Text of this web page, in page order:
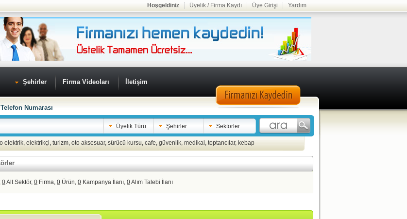
Hoşgeldiniz Üyelik / Firma Kaydı Üye Girişi Yardım
Şehirler Firma Videoları İletişim
Telefon Numarası
Üyelik Türü Şehirler Sektörler
elektrik, elektrikçi, turizm, oto aksesuar, sürücü kursu, cafe, güvenlik, medikal , toptancılar, kebap
0Alt Sektör, 0 Firma, 0 Ürün, 0 Kampanya İlanı, 0Alım Talebi İlanı